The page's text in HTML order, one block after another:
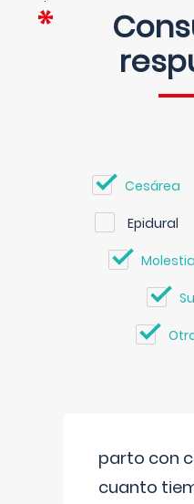
Cesárea
Epidural
Molestia
parto con
cuanto